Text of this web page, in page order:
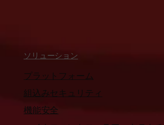
ソリューション
プラットフォーム
組込みセキュリティ
機能安全